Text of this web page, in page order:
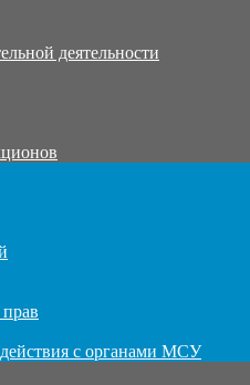
деятельности
с органами МСУ